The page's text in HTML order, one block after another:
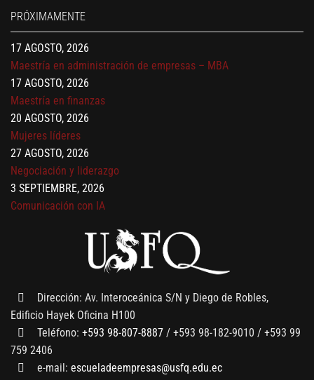
PRÓXIMAMENTE
Gerencia de empresas familiares
17 AGOSTO, 2026
Maestría en administración de empresas – MBA
17 AGOSTO, 2026
Maestría en finanzas
20 AGOSTO, 2026
Mujeres líderes
27 AGOSTO, 2026
Negociación y liderazgo
3 SEPTIEMBRE, 2026
Comunicación con IA
7 SEPTIEMBRE, 2026
Finanzas para no financieros
Dirección: Av. Interoceánica S/N y Diego de Robles,
Edificio Hayek Oficina H100
Teléfono: +593 98-807-8887 / +593 98-182-9010 / +593 99
759 2406
e-mail: escueladeempresas@usfq.edu.ec